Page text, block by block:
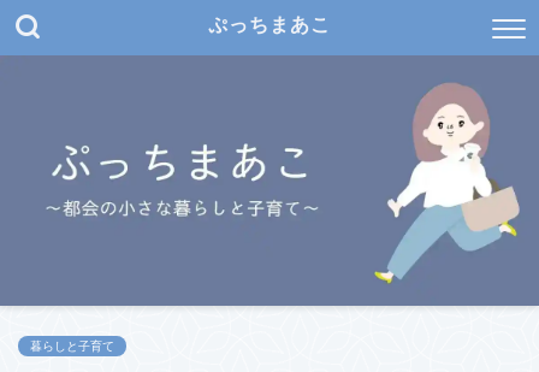
ぷっちまあこ
暮らしと子育て